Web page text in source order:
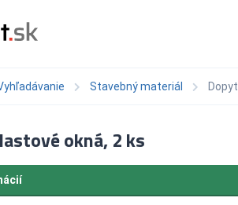
Stavebný materiál
okná, 2 ks